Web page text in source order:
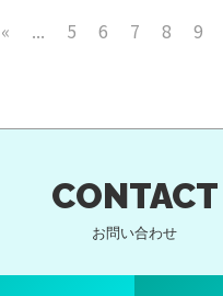
« ... 5 6 7 8 9
CONTACT
お問い合わせ